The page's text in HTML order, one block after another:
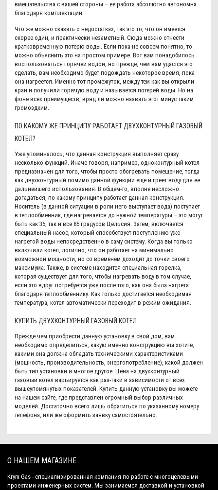
вмешательства с вашей стороны – ее работа абсолютно автономна
благодаря комплектации.
Что же можно сказать о недостатках, так это то, что он имеется
скорее один, и практически незаметный. Сюда можно отнести
кратковременную потерю воды. Если пока не совсем понятно, то
можно объяснить это на простом примере. Вот вам понадобилось
воспользоваться горячей водой, но прежде, чем вам удастся это
сделать, вам необходимо будет подождать некоторое время, пока
она нагреется. Именно тот промежуток, между тем как вы открыли
кран и получили горячую воду и называется потерей воды. Но на
фоне всех преимуществ, вряд ли можно назвать этот минус таким
громоздким.
ПО КАКОМУ ЖЕ ПРИНЦИПУ РАБОТАЕТ ДВУХКОНТУРНЫЙ ГАЗОВЫЙ
КОТЕЛ?
Уже упоминалось, что данная конструкция выполняет сразу
несколько функций. Иначе говоря, например, одноконтурный котел
предназначен для того, чтобы просто обогревать помещение, тогда
как двухконтурный помимо данной функции еще и греет воду для ее
дальнейшего использования. В общем-то, вполне несложно
догадаться, по какому принципу работает данная конструкция.
Носитель (в данной ситуации в роли него выступает вода) поступает
в теплообменник, где нагревается до нужной температуры – это могут
быть как 35, так и все 85 градусов Цельсия. Затем, включается
специальный насос, который способствует поступлению уже
нагретой воды непосредственно в саму систему. Когда вы только
включили котел, логично, что он работает на минимально
возможной мощности, но со временем доходит до точки своего
максимума. Также, в системе находится специальная горелка,
которая существует для того, чтобы нагревать воду в том случае,
если это вдруг потребуется уже после того, как она была нагрета
благодаря теплообменнику. Как только достигается необходимая
температура, котел автоматически переходит в режим ожидания.
КУПИТЬ ДВУХКОНТУРНЫЙ ГАЗОВЫЙ КОТЕЛ
Прежде чем приобрести данную установку в свой дом, вам
необходимо определиться, какую именно конструкцию вы хотите,
какими она должна обладать техническими характеристиками
(мощность, производительность, энергопотребление), какой должен
быть тип установки и многое другое. Цена на двухконтурный
газовый котел варьируется как раз-таки в зависимости от всех
вышеупомянутых показателей. Купить данную установку вы можете
на нашем сайте, где представлен огромный выбор различных
моделей. Достаточно всего лишь обратиться по указанному номеру
телефона, или же оформить заявку самостоятельно.
О НАШЕМ МАГАЗИНЕ
Krym Gas - специализированная компания по работе с многоцелевыми
проектами инженерных систем. Мы занимаемся доставкой и установкой